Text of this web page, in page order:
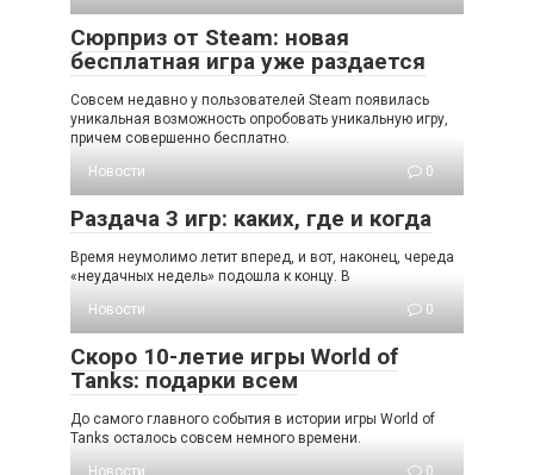
Сюрприз от Steam: новая
бесплатная игра уже раздается
Совсем недавно у пользователей Steam появилась
уникальная возможность опробовать уникальную игру,
причем совершенно бесплатно.
Новости
0
Раздача 3 игр: каких, где и когда
Время неумолимо летит вперед, и вот, наконец, череда
«неудачных недель» подошла к концу. В
Новости
0
Скоро 10-летие игры World of
Tanks: подарки всем
До самого главного события в истории игры World of
Tanks осталось совсем немного времени.
Новости
0